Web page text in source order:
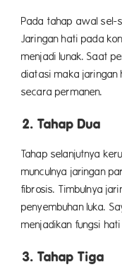
Pada tahap awal sel-
Jaringan hati pada
menjadi lunak. Saat
diatasi maka jaringan
secara permanen.
2. Tahap Dua
Tahap selanjutnya
munculnya jaringan
fibrosis. Timbulnya
penyembuhan luka.
menjadikan fungsi
3. Tahap Tiga